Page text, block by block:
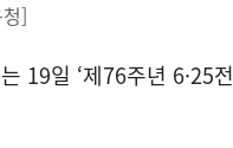
]
19일 ‘제76주년 6·25전